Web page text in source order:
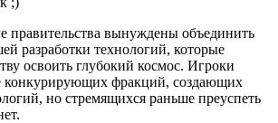
вынуждены объединить
разработки технологий, которые
освоить глубокий космос. Игроки
конкурирующих фракций, создающих
но стремящихся раньше преуспеть